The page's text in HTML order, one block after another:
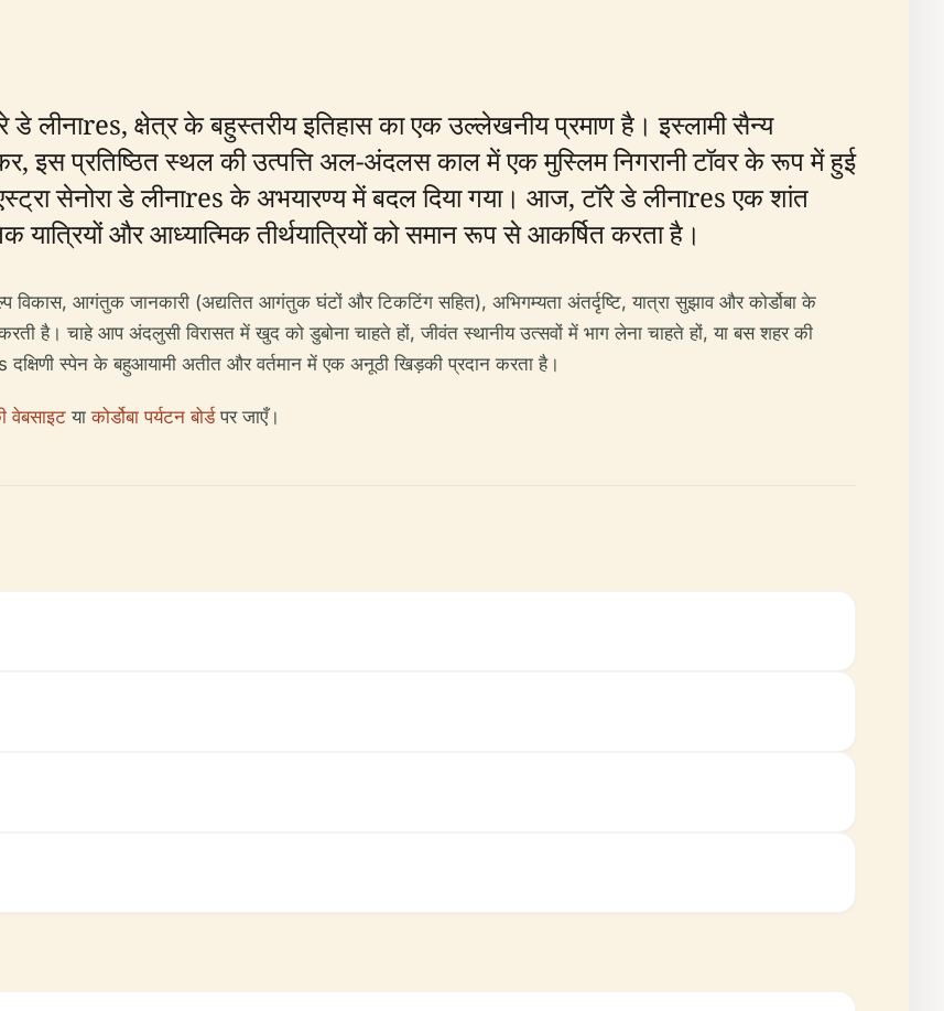
डे लीनाres, क्षेत्र के बहुस्तरीय इतिहास का एक उल्लेखनीय प्रमाण है। इस्लामी सैन्य
इस प्रतिष्ठित स्थल की उत्पत्ति अल-अंदलस काल में एक मुस्लिम निगरानी टॉवर के रूप में हुई
सेनोरा डे लीनाres के अभयारण्य में बदल दिया गया। आज, टॉरे डे लीनाres एक शांत
यात्रियों और आध्यात्मिक तीर्थयात्रियों को समान रूप से आकर्षित करता है।
विकास, आगंतुक जानकारी (अद्यतित आगंतुक घंटों और टिकटिंग सहित), अभिगम्यता अंतर्दृष्टि, यात्रा सुझाव और कोर्डोबा के
है। चाहे आप अंदलुसी विरासत में खुद को डुबोना चाहते हों, जीवंत स्थानीय उत्सवों में भाग लेना चाहते हों, या बस शहर की
स्पेन के बहुआयामी अतीत और वर्तमान में एक अनूठी खिड़की प्रदान करता है।
वेबसाइट याकोर्डोबा पर्यटन बोर्डपर जाएँ।